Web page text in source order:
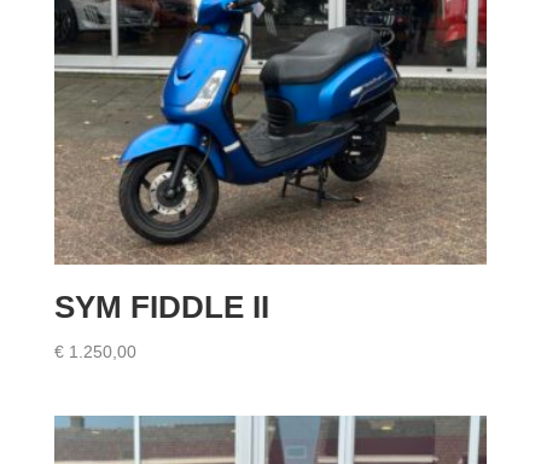
SYM FIDDLE II
€1.250,00